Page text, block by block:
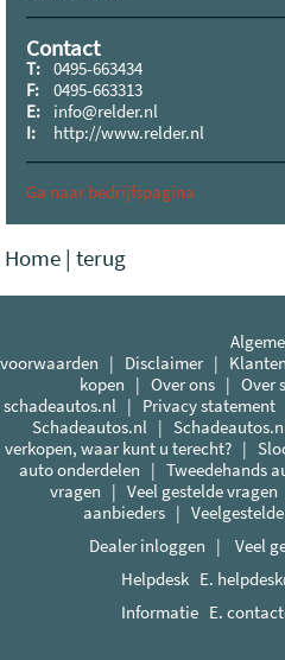
Contact
T: 0495-663434
F:
0495-663313
E:
info@relder.nl
I:
http://www.relder.nl
Ga naar bedrijfspagina
Home |terug
voorwaarden | Disclaimer|
kopen | Over ons | Over
schadeautos.nl | Privacy statement
Schadeautos.nl |
verkopen, waar kunt u terecht?|
auto onderdelen | Tweedehands
vragen | Veel gestelde vragen
aanbieders|
Dealer inloggen | Veel
Helpdesk E.
Informatie E.